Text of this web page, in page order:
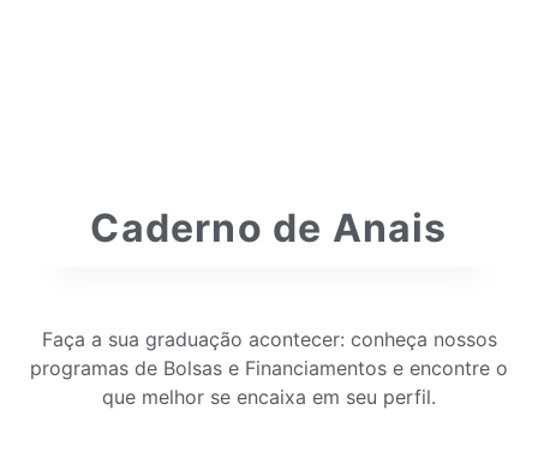
Caderno de Anais
Faça a sua graduação acontecer: conheça nossos
programas de Bolsas e Financiamentos e encontre o
que melhor se encaixa em seu perfil.